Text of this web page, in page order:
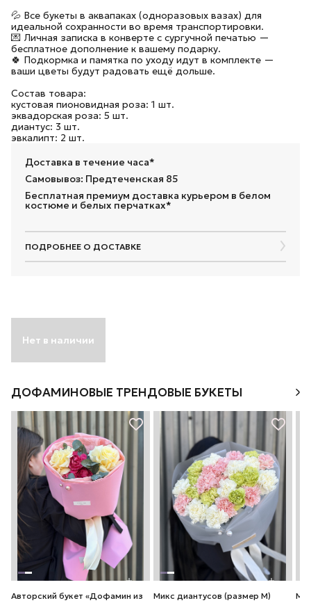
💦 Все букеты в аквапаках (одноразовых вазах) для
идеальной сохранности во время транспортировки.
💌 Личная записка в конверте с сургучной печатью —
бесплатное дополнение к вашему подарку.
🍀 Подкормка и памятка по уходу идут в комплекте —
ваши цветы будут радовать ещё дольше.
Состав товара:
кустовая пионовидная роза: 1 шт.
эквадорская роза: 5 шт.
диантус: 3 шт.
эвкалипт: 2 шт.
Доставка в течение часа*
Самовывоз: Предтеченская 85
Бесплатная премиум доставка курьером в белом
костюме и белых перчатках*
ПОДРОБНЕЕ О ДОСТАВКЕ
Нет в наличии
ДОФАМИНОВЫЕ ТРЕНДОВЫЕ БУКЕТЫ
Авторский букет «Дофамин из
Микс диантусов (размер М)